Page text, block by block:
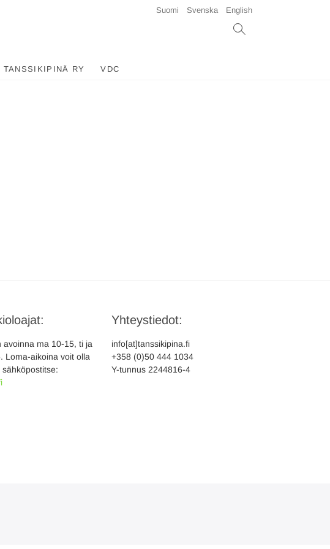
Suomi Svenska English
TANSSIKIPINÄ RY VDC
avoinna ma 10-15, ti ja
Loma-aikoina voit olla
Yhteystiedot:
info[at]tanssikipina.fi
+358 (0)50 444 1034
Y-tunnus 2244816-4